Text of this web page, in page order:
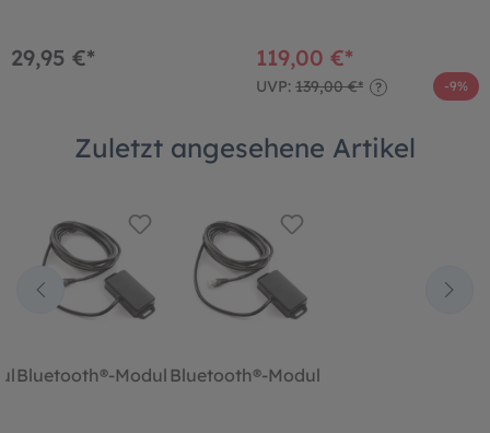
29,95 €* 119,00 €*
UVP: 139,00 €* ? -9%
Zuletzt angesehene Artikel
Bluetooth®-Modul Bluetooth®-Modul